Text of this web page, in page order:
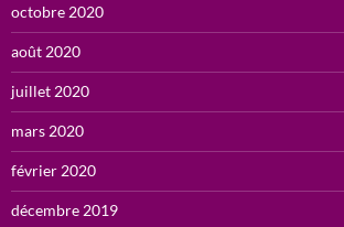
octobre 2020
août 2020
juillet 2020
mars 2020
février 2020
décembre 2019